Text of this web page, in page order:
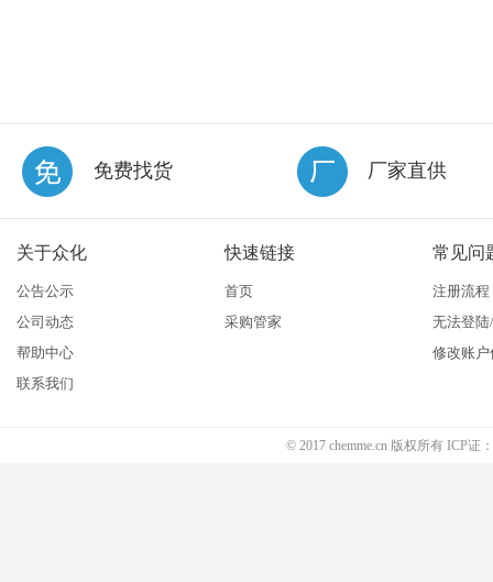
免费找货 厂家直供
关于众化
公告公示
公司动态
帮助中心
联系我们
快速链接
首页
采购管家
常见问
注册流程
无法登
修改账户
© 2017 chemme.cn 版权所有 ICP证：